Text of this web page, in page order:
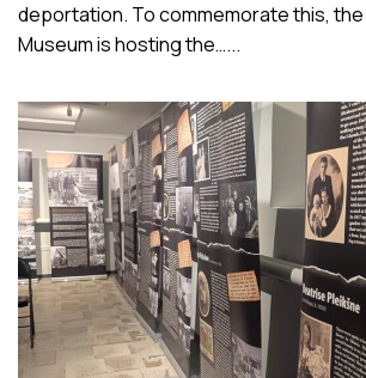
deportation. To commemorate this, the
Museum is hosting the…...